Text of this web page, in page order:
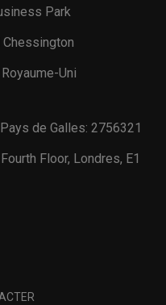
Park
Chessington
Uni
de Galles: 2756321
Floor, Londres, E1